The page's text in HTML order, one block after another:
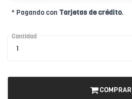
* Pagando con Tarjetas de crédito.
Cantidad
COMPRAR